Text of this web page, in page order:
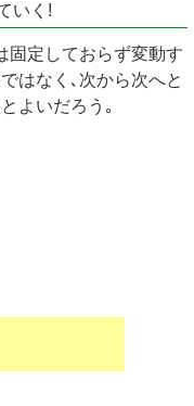
いく!
固定しておらず変動す
はなく､次から次へと
よいだろう｡